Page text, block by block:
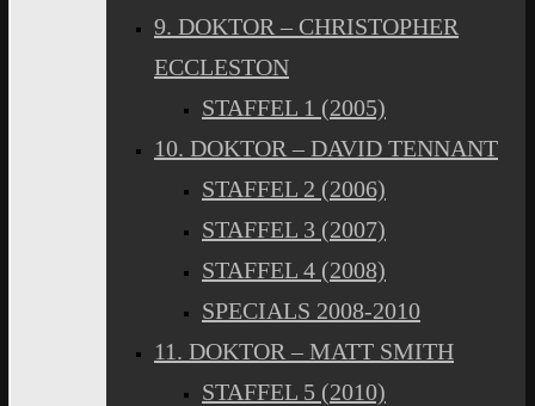
9. DOKTOR – CHRISTOPHER
ECCLESTON
STAFFEL 1 (2005)
10. DOKTOR – DAVID TENNANT
STAFFEL 2 (2006)
STAFFEL 3 (2007)
STAFFEL 4 (2008)
SPECIALS 2008-2010
11. DOKTOR – MATT SMITH
STAFFEL 5 (2010)